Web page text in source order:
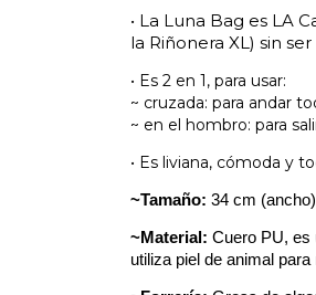
• La Luna Bag es LA
la Riñonera XL) sin
• Es 2 en 1, para usar:
~ cruzada: para andar
~ en el hombro: para
• Es liviana, cómoda y
~Tamaño: 34 cm
~Material: Cuero PU, es
utiliza piel de animal